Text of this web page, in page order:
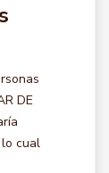
DE
cual